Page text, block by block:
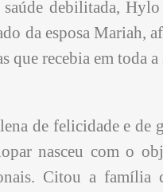
debilitada, Hylo
da esposa Mariah,
que recebia em toda a
de felicidade e de
nasceu com o
Citou a família